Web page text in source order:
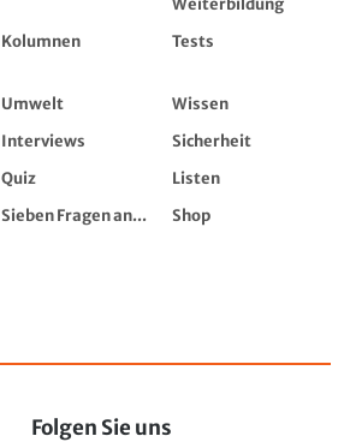
Weiterbildung
Kolumnen Tests
Umwelt
Wissen
Interviews
Sicherheit
Quiz
Listen
Sieben Fragen an...
Shop
Folgen Sie uns